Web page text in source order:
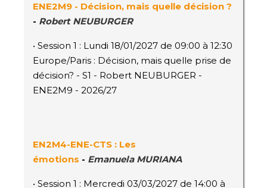
ENE2M9 - Décision, mais quelle décision ?
- Robert NEUBURGER
• Session 1 : Lundi 18/01/2027 de 09:00 à 12:30
Europe/Paris : Décision, mais quelle prise de
décision? - S1 - Robert NEUBURGER -
ENE2M9 - 2026/27
EN2M4-ENE-CTS : Les
émotions - Emanuela MURIANA
• Session 1 : Mercredi 03/03/2027 de 14:00 à